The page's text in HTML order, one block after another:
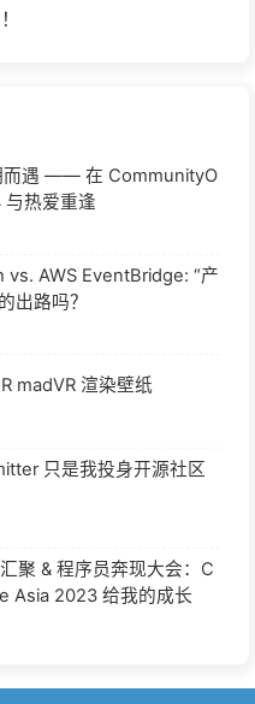
而遇 —— 在 CommunityO
热爱重逢
AWS EventBridge: “产
出路吗？
madVR 渲染壁纸
只是我投身开源社区
聚 & 程序员奔现大会：C
Asia 2023 给我的成长